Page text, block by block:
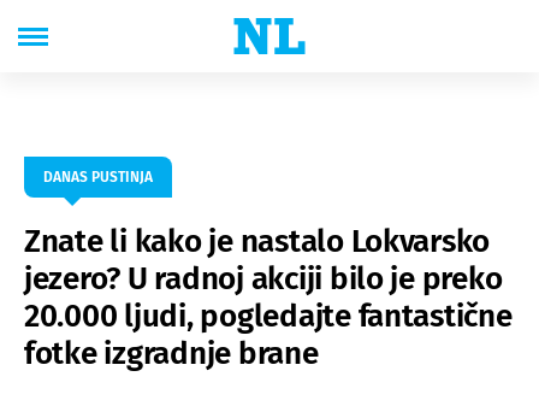
DANAS PUSTINJA
Znate li kako je nastalo Lokvarsko
jezero? U radnoj akciji bilo je preko
20.000 ljudi, pogledajte fantastične
fotke izgradnje brane